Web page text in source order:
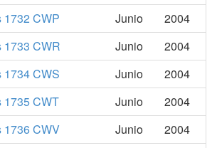
1732 CWP
Junio
2004
1733 CWR
Junio
2004
1734 CWS
Junio
2004
1735 CWT
Junio
2004
1736 CWV
Junio
2004